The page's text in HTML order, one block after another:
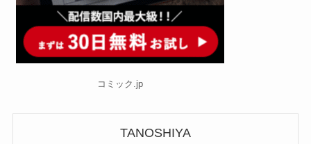
コミック.jp
TANOSHIYA